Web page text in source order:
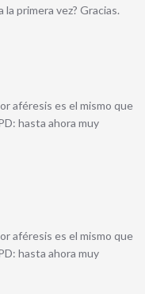
primera vez? Gracias.
aféresis es el mismo que
hasta ahora muy
aféresis es el mismo que
hasta ahora muy